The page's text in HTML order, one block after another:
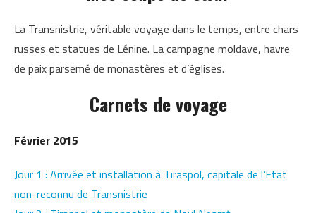
La Transnistrie, véritable voyage dans le temps, entre chars
russes et statues de Lénine. La campagne moldave, havre
de paix parsemé de monastères et d’églises.
Carnets de voyage
Février 2015
Jour 1 : Arrivée et installation à Tiraspol, capitale de l’Etat
non-reconnu de Transnistrie